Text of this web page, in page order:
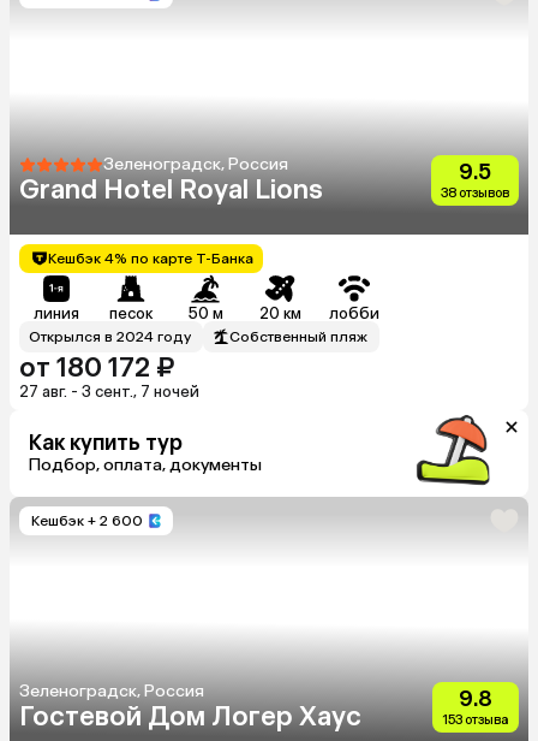
Зеленоградск, Россия
Grand Hotel Royal Lions
9.5
38 отзывов
Кешбэк 4% по карте Т-Банка
линия песок 50 м 20 км лобби
Открылся в 2024 году Собственный пляж
от 180 172 ₽
27 авг. - 3 сент., 7 ночей
Как купить тур
Подбор, оплата, документы
Кешбэк + 2 600
Зеленоградск, Россия
Гостевой Дом Логер Хаус
9.8
153 отзыва